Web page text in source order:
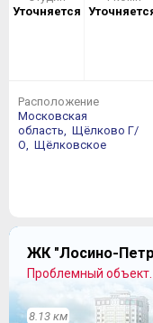
Уточняется
Расположение
Московская
область, Щёлково Г/
О, Щёлковское
ЖК "Лосино-
Проблемный объект.
8.13 км